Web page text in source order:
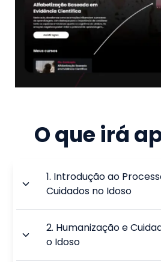
O que irá
1. Introdução ao
Cuidados no Idoso
2. Humanização e
o Idoso